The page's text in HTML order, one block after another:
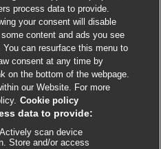
process data to provide.
your consent will disable
content and ads you see
can resurface this menu to
consent at any time by
on the bottom of the webpage.
our Website. For more
Cookie policy
data to provide:
scan device
Store and/or access